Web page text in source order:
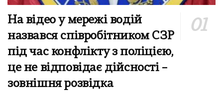
На відео у мережі водій
назвався співробітником СЗР
під час конфлікту з поліцією,
це не відповідає дійсності –
зовнішня розвідка